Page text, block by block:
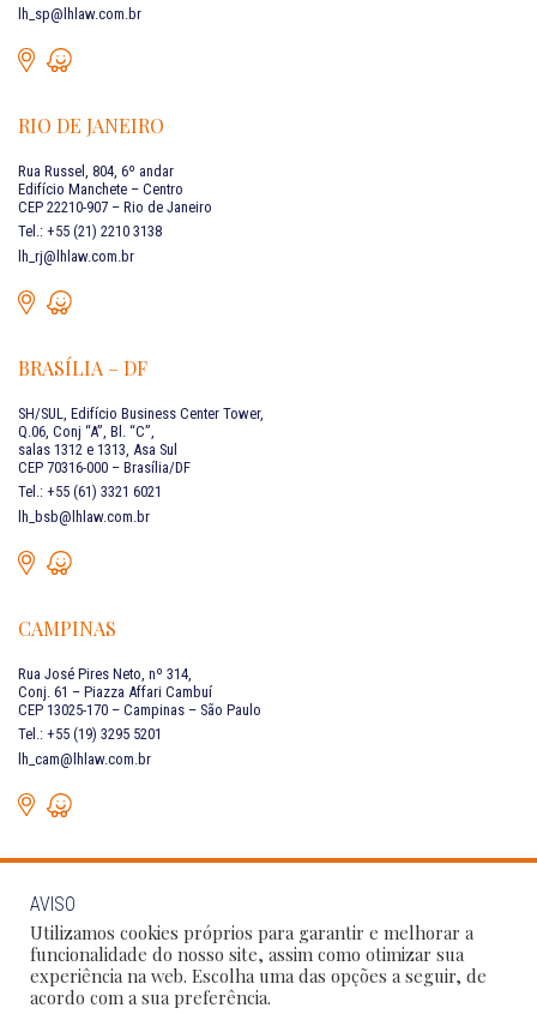
lh_sp@lhlaw.com.br
RIO DE JANEIRO
Rua Russel, 804, 6º andar
Edifício Manchete – Centro
CEP 22210-907 – Rio de Janeiro
Tel.: +55 (21) 2210 3138
lh_rj@lhlaw.com.br
BRASÍLIA – DF
SH/SUL, Edifício Business Center Tower,
Q.06, Conj “A”, Bl. “C”,
salas 1312 e 1313, Asa Sul
CEP 70316-000 – Brasília/DF
Tel.: +55 (61) 3321 6021
lh_bsb@lhlaw.com.br
CAMPINAS
Rua José Pires Neto, nº 314,
Conj. 61 – Piazza Affari Cambuí
CEP 13025-170 – Campinas – São Paulo
Tel.: +55 (19) 3295 5201
lh_cam@lhlaw.com.br
FALE CONOSCO
Siga as nossas redes sociais:
AVISO
Utilizamos cookies próprios para garantir e melhorar a
funcionalidade do nosso site, assim como otimizar sua
experiência na web. Escolha uma das opções a seguir, de
acordo com a sua preferência.